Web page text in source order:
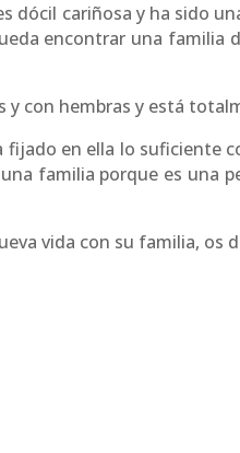
dócil cariñosa y ha sido
encontrar una familia
y con hembras y está
fijado en ella lo suficiente
familia porque es una
vida con su familia, os